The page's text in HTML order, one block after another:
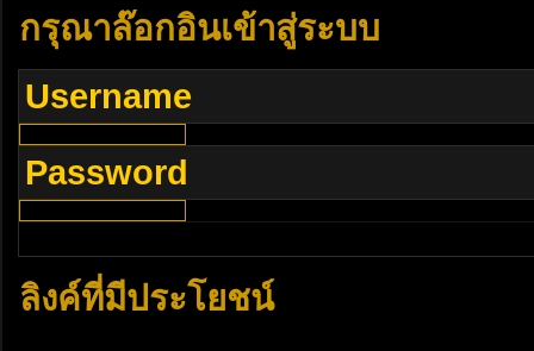
กรุณาล๊อกอินเข้าสู่ระบบ
Username
Password
ลิงค์ที่มีประโยชน์